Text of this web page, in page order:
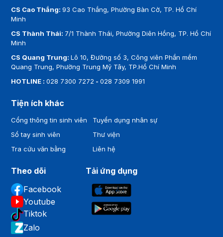
CS Cao Thắng:93 Cao Thắng, Phường Bàn Cờ, TP. Hồ Chí
Minh
CS Thành Thái: 7/1 Thành Thái, Phường Diên Hồng, TP. Hồ Chí
Minh
CS Quang Trung:Lô 10, Đường số 3, Công viên Phần mềm
Quang Trung, Phường Trung Mỹ Tây, TP.Hồ Chí Minh
HOTLINE :028 7300 7272 -028 7309 1991
Tiện ích khác
Cổng thông tin sinh viên
Sổ tay sinh viên
Tra cứu văn bằng
Tuyển dụng nhân sự
Thư viện
Liên hệ
Theo dõi
Facebook
Youtube
Tiktok
Zalo
Tải ứng dụng